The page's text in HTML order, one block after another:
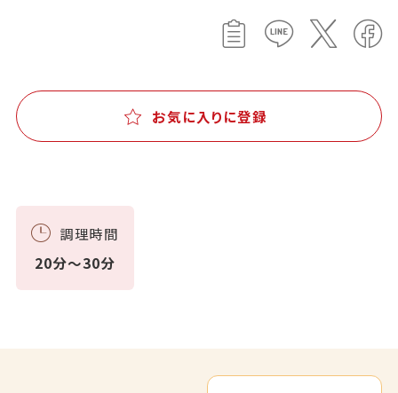
お気に入りに登録
調理時間
20分～30分